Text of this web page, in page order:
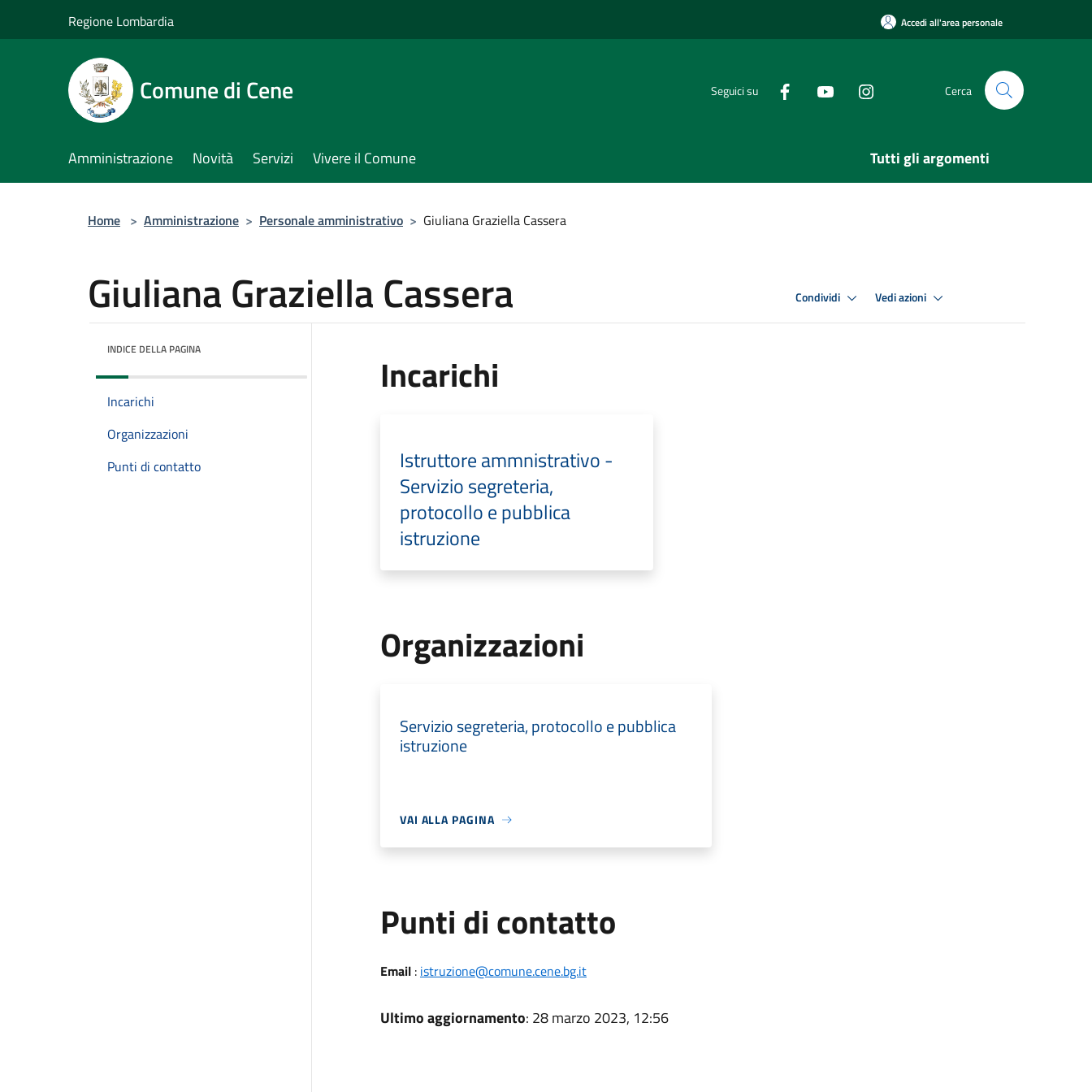
Regione Lombardia Accedi all'area personale
Comune di Cene Seguici su Cerca
Amministrazione Novità Servizi Vivere il Comune Tutti gli argomenti
Home > Amministrazione > Personale amministrativo > Giuliana Graziella Cassera
Giuliana Graziella Cassera Condividi Vedi azioni
INDICE DELLA PAGINA
Incarichi
Organizzazioni
Punti di contatto
Incarichi
Istruttore ammnistrativo -
Servizio segreteria,
protocollo e pubblica
istruzione
Organizzazioni
Servizio segreteria, protocollo e pubblica
istruzione
VAI ALLA PAGINA
Punti di contatto
Email: istruzione@comune.cene.bg.it
Ultimo aggiornamento: 28 marzo 2023, 12:56